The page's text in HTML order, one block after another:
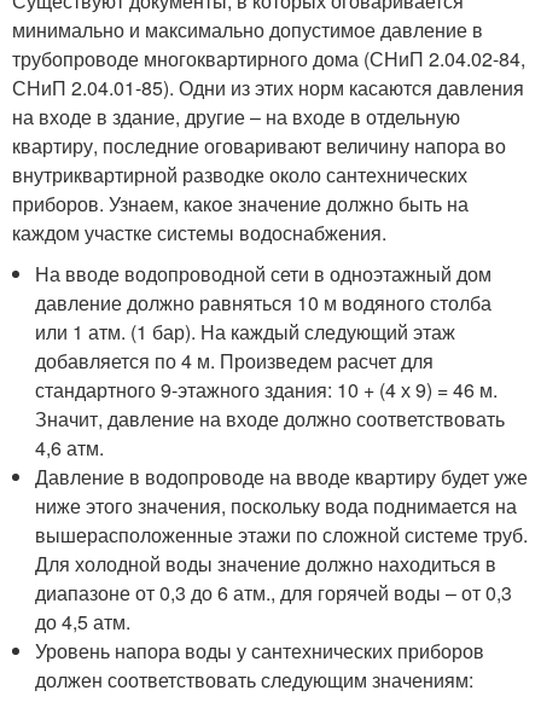
минимально и максимально допустимое давление в
трубопроводе многоквартирного дома (СНиП 2.04.02-84,
СНиП 2.04.01-85). Одни из этих норм касаются давления
на входе в здание, другие – на входе в отдельную
квартиру, последние оговаривают величину напора во
внутриквартирной разводке около сантехнических
приборов. Узнаем, какое значение должно быть на
каждом участке системы водоснабжения.
На вводе водопроводной сети в одноэтажный дом
давление должно равняться 10 м водяного столба
или 1 атм. (1 бар). На каждый следующий этаж
добавляется по 4 м. Произведем расчет для
стандартного 9-этажного здания: 10 + (4 х 9) = 46 м.
Значит, давление на входе должно соответствовать
4,6 атм.
Давление в водопроводе на вводе квартиру будет уже
ниже этого значения, поскольку вода поднимается на
вышерасположенные этажи по сложной системе труб.
Для холодной воды значение должно находиться в
диапазоне от 0,3 до 6 атм., для горячей воды – от 0,3
до 4,5 атм.
Уровень напора воды у сантехнических приборов
должен соответствовать следующим значениям: